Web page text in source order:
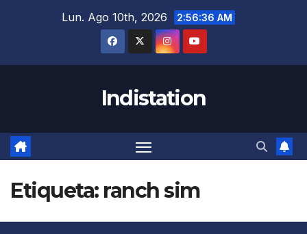
Lun. Ago 10th, 2026 2:56:36 AM
Indistation
Etiqueta: ranch sim